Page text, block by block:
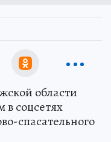
области
в соцсетях
спасательного